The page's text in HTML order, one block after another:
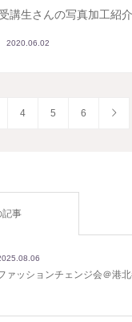
講生さんの写真加工紹
2020.06.02
4 5 6
記事
ァッションチェンジ会＠港